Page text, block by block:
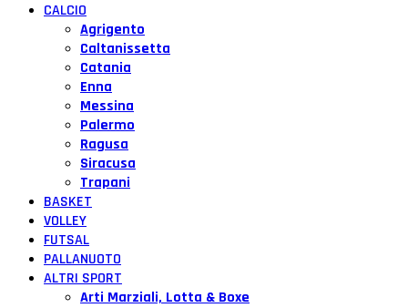
CALCIO
Agrigento
Caltanissetta
Catania
Enna
Messina
Palermo
Ragusa
Siracusa
Trapani
BASKET
VOLLEY
FUTSAL
PALLANUOTO
ALTRI SPORT
Arti Marziali, Lotta & Boxe